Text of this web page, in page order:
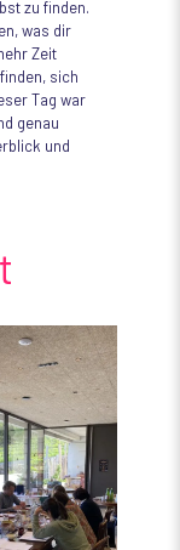
zu finden.
was dir
Zeit
sich
Tag war
genau
und